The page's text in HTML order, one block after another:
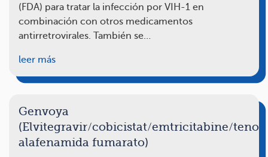
(FDA) para tratar la infección por VIH-1 en
combinación con otros medicamentos
antirretrovirales. También se…
leer más
Genvoya
(Elvitegravir/cobicistat/emtricitabine/
alafenamida fumarato)